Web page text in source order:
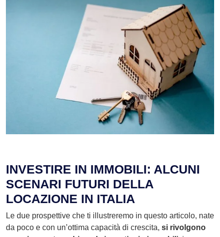
INVESTIRE IN IMMOBILI: ALCUNI
SCENARI FUTURI DELLA
LOCAZIONE IN ITALIA
Le due prospettive che ti illustreremo in questo articolo, nate
da poco e con un’ottima capacità di crescita, si rivolgono